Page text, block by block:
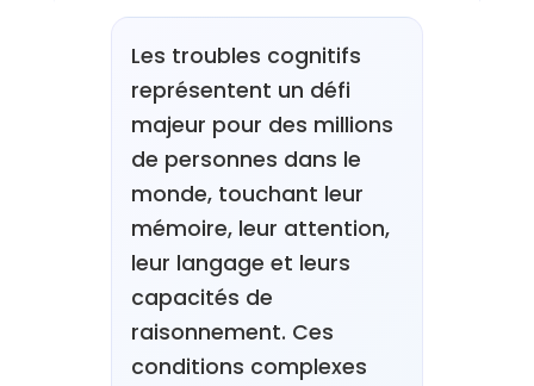
Les troubles cognitifs
représentent un défi
majeur pour des millions
de personnes dans le
monde, touchant leur
mémoire, leur attention,
leur langage et leurs
capacités de
raisonnement. Ces
conditions complexes